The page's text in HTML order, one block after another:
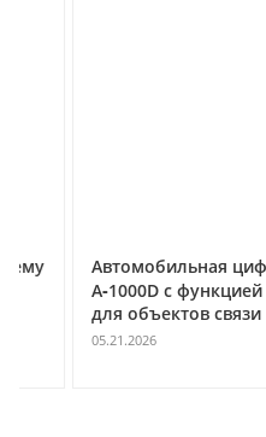
Автомобильная
А‑1000D с функцией
для объектов связи под
05.21.2026